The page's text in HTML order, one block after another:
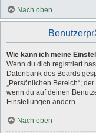
Nach oben
Wie kann ich meine
Wenn du dich registriert
Datenbank des Boards
„Persönlichen Bereich“;
wenn du auf deinen
Einstellungen ändern.
Nach oben